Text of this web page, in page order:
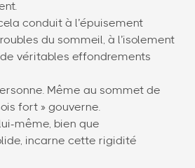
conduit à l’épuisement
du sommeil, à l’isolement
véritables effondrements
Même au sommet de
fort » gouverne.
même, bien que
incarne cette rigidité